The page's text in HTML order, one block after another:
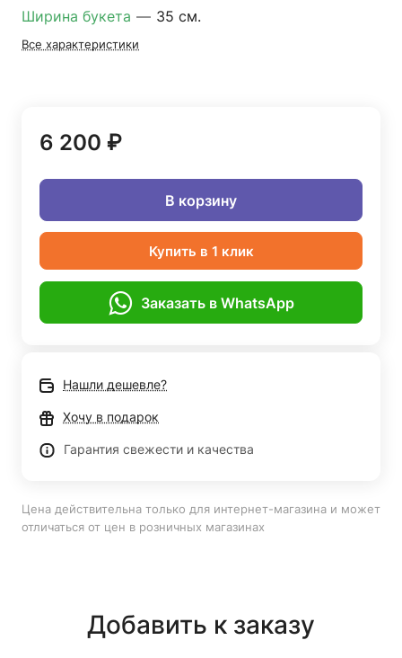
Ширина букета — 35 см.
Все характеристики
6 200 ₽
В корзину
Купить в 1 клик
Заказать в WhatsApp
Нашли дешевле?
Хочу в подарок
Гарантия свежести и качества
Цена действительна только для интернет-магазина и может
отличаться от цен в розничных магазинах
Добавить к заказу